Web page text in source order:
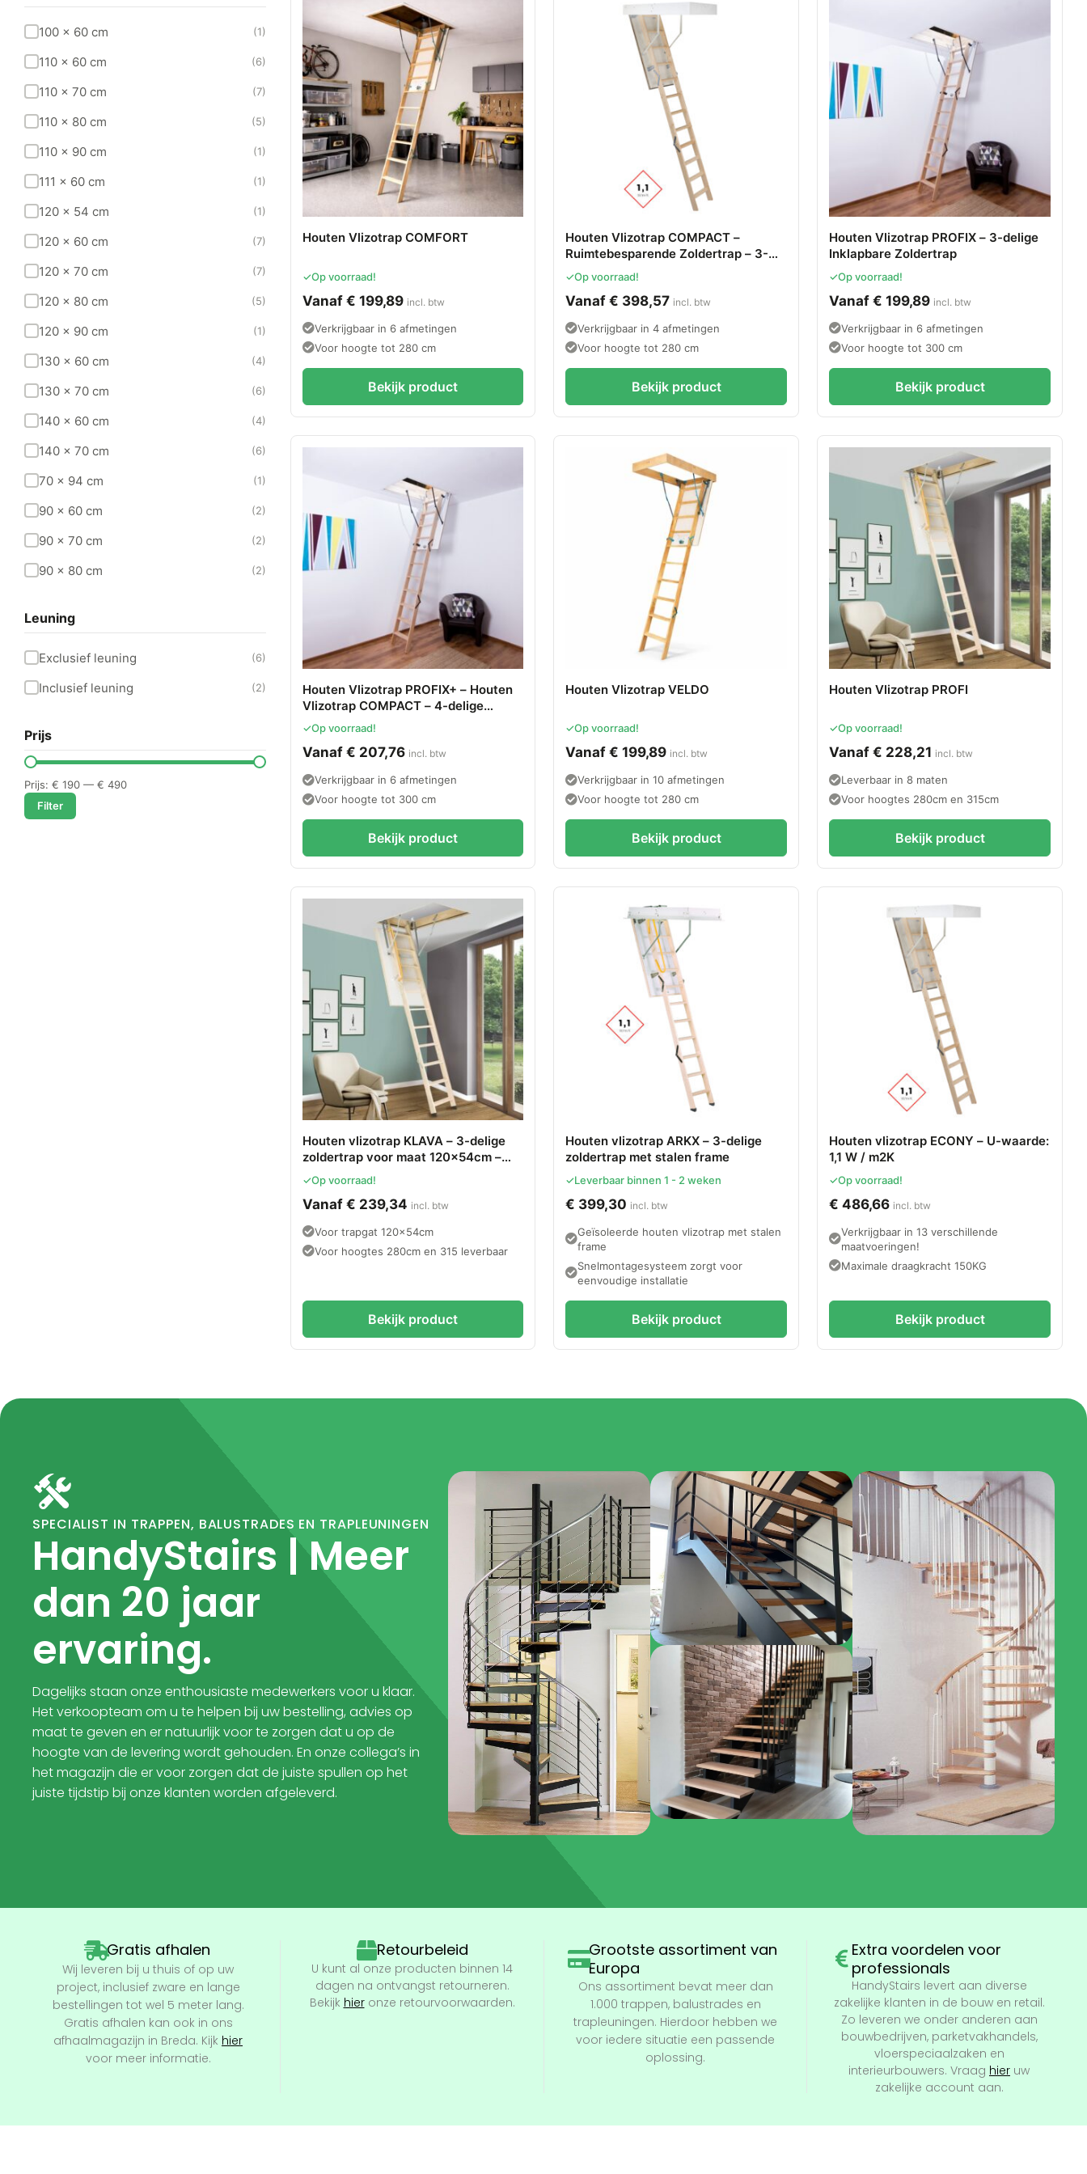
100 x 60 cm (1)
110 x 60 cm (6)
110 x 70 cm (7)
110 x 80 cm (5)
110 x 90 cm (1)
111 x 60 cm (1)
120 x 54 cm (1)
120 x 60 cm (7)
120 x 70 cm (7)
120 x 80 cm (5)
120 x 90 cm (1)
130 x 60 cm (4)
130 x 70 cm (6)
140 x 60 cm (4)
140 x 70 cm (6)
70 x 94 cm (1)
90 x 60 cm (2)
90 x 70 cm (2)
90 x 80 cm (2)
Leuning
Exclusief leuning (6)
Inclusief leuning (2)
Prijs
Filter
Prijs: € 190 — € 490
Houten Vlizotrap COMFORT
✓Op voorraad!
Vanaf € 199,89 incl. btw
Verkrijgbaar in 6 afmetingen
Voor hoogte tot 280 cm
Bekijk product
Houten Vlizotrap COMPACT –
Ruimtebesparende Zoldertrap – 3-
delige Inklapbare Zoldertrap met Wit
Geïsoleerd Luik en Houten Treden
✓Op voorraad!
Vanaf€ 398,57 incl. btw
Verkrijgbaar in 4 afmetingen
Voor hoogte tot 280 cm
Bekijk product
Houten Vlizotrap PROFIX – 3-delige
Inklapbare Zoldertrap
✓Op voorraad!
Vanaf€ 199,89 incl. btw
Verkrijgbaar in 6 afmetingen
Voor hoogte tot 300 cm
Bekijk product
Houten Vlizotrap PROFIX+ – Houten
Vlizotrap COMPACT – 4-delige
Inklapbare Zoldertrap en Houten
Treden
✓Op voorraad!
Vanaf € 207,76 incl. btw
Verkrijgbaar in 6 afmetingen
Voor hoogte tot 300 cm
Bekijk product
Houten Vlizotrap VELDO
✓Op voorraad!
Vanaf€ 199,89 incl. btw
Verkrijgbaar in 10 afmetingen
Voor hoogte tot 280 cm
Bekijk product
Houten Vlizotrap PROFI
✓Op voorraad!
Vanaf€ 228,21 incl. btw
Leverbaar in 8 maten
Voor hoogtes 280cm en 315cm
Bekijk product
Houten vlizotrap KLAVA – 3-delige
zoldertrap voor maat 120x54cm –
met isolatiewaarde u=1,1 W/m2K
✓Op voorraad!
Vanaf € 239,34 incl. btw
Voor trapgat 120x54cm
Voor hoogtes 280cm en 315 leverbaar
Bekijk product
Houten vlizotrap ARKX – 3-delige
zoldertrap met stalen frame
✓Leverbaar binnen 1 - 2 weken
€ 399,30 incl. btw
Geïsoleerde houten vlizotrap met stalen
frame
Snelmontagesysteem zorgt voor
eenvoudige installatie
Bekijk product
Houten vlizotrap ECONY – U-waarde:
1,1 W / m2K
✓Op voorraad!
€ 486,66 incl. btw
Verkrijgbaar in 13 verschillende
maatvoeringen!
Maximale draagkracht 150KG
Bekijk product
SPECIALIST IN TRAPPEN, BALUSTRADES EN TRAPLEUNINGEN
HandyStairs | Meer
dan 20 jaar
ervaring.
Dagelijks staan onze enthousiaste medewerkers voor u klaar.
Het verkoopteam om u te helpen bij uw bestelling, advies op
maat te geven en er natuurlijk voor te zorgen dat u op de
hoogte van de levering wordt gehouden. En onze collega’s in
het magazijn die er voor zorgen dat de juiste spullen op het
juiste tijdstip bij onze klanten worden afgeleverd.
Gratis afhalen
Wij leveren bij u thuis of op uw
project, inclusief zware en lange
bestellingen tot wel 5 meter lang.
Gratis afhalen kan ook in ons
afhaalmagazijn in Breda. Kijk hier
voor meer informatie.
Retourbeleid
U kunt al onze producten binnen 14
dagen na ontvangst retourneren.
Bekijk hieronze retourvoorwaarden.
Grootste assortiment van
Europa
Ons assortiment bevat meer dan
1.000 trappen, balustrades en
trapleuningen. Hierdoor hebben we
voor iedere situatie een passende
oplossing.
Extra voordelen voor
professionals
HandyStairs levert aan diverse
zakelijke klanten in de bouw en retail.
Zo leveren we onder anderen aan
bouwbedrijven, parketvakhandels,
vloerspeciaalzaken en
interieurbouwers. Vraag hier uw
zakelijke account aan.